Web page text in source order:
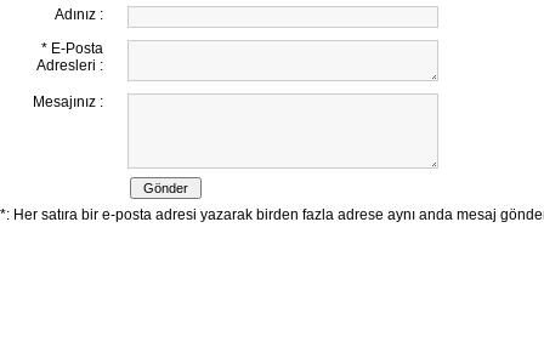
Adınız :
* E-Posta
Adresleri :
Mesajınız :
*: Her satıra bir e-posta adresi yazarak birden fazla adrese aynı anda mesaj